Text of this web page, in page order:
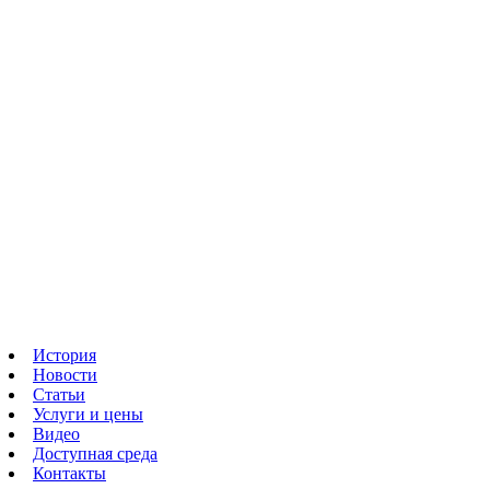
История
Новости
Статьи
Услуги и цены
Видео
Доступная среда
Контакты